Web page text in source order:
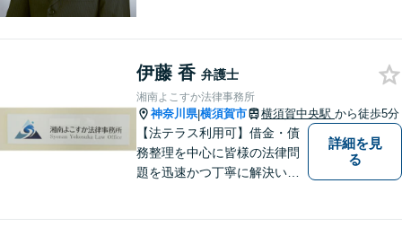
可】【女性弁護士在籍】
伊藤 香 弁護士
湘南よこすか法律事務所
神奈川県|横須賀市 横須賀中央駅 から徒歩5分
【法テラス利用可】借金・債
務整理を中心に皆様の法律問
題を迅速かつ丁寧に解決いた
詳細を見
る